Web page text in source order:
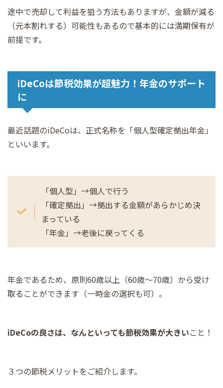
途中で売却して利益を狙う方法もありますが、金額が減る
（元本割れする）可能性もあるので基本的には満期保有が
前提です。
iDeCoは節税効果が超魅力！年金のサポート
に
最近話題のiDeCoは、正式名称を「個人型確定拠出年金」
といいます。
「個人型」→個人で行う
「確定拠出」→拠出する金額があらかじめ決
まっている
「年金」→老後に戻ってくる
年金であるため、原則60歳以上（60歳～70歳）から受け
取ることができます（一時金の選択も可）。
iDeCoの良さは、なんといっても節税効果が大きいこと！
３つの節税メリットをご紹介します。